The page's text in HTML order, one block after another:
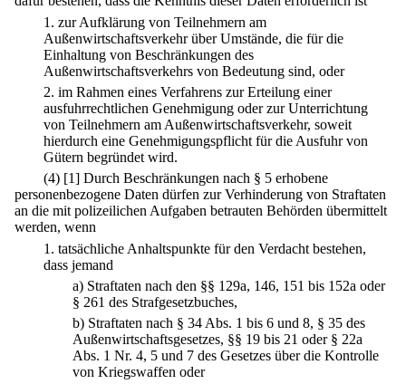
1. zur Aufklärung von Teilnehmern am
Außenwirtschaftsverkehr über Umstände, die für die
Einhaltung von Beschränkungen des
Außenwirtschaftsverkehrs von Bedeutung sind, oder
2. im Rahmen eines Verfahrens zur Erteilung einer
ausfuhrrechtlichen Genehmigung oder zur Unterrichtung
von Teilnehmern am Außenwirtschaftsverkehr, soweit
hierdurch eine Genehmigungspflicht für die Ausfuhr von
Gütern begründet wird.
(4) [1] Durch Beschränkungen nach § 5 erhobene
personenbezogene Daten dürfen zur Verhinderung von Straftaten
an die mit polizeilichen Aufgaben betrauten Behörden übermittelt
werden, wenn
1. tatsächliche Anhaltspunkte für den Verdacht bestehen,
dass jemand
a) Straftaten nach den §§ 129a, 146, 151 bis 152a oder
§ 261 des Strafgesetzbuches,
b) Straftaten nach § 34 Abs. 1 bis 6 und 8, § 35 des
Außenwirtschaftsgesetzes, §§ 19 bis 21 oder § 22a
Abs. 1 Nr. 4, 5 und 7 des Gesetzes über die Kontrolle
von Kriegswaffen oder